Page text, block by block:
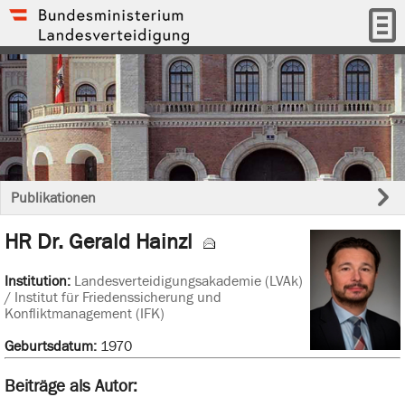
Publikationen
HR Dr. Gerald Hainzl
Institution: Landesverteidigungsakademie (LVAk)
/ Institut für Friedenssicherung und
Konfliktmanagement (IFK)
Geburtsdatum:1970
Beiträge als Autor: